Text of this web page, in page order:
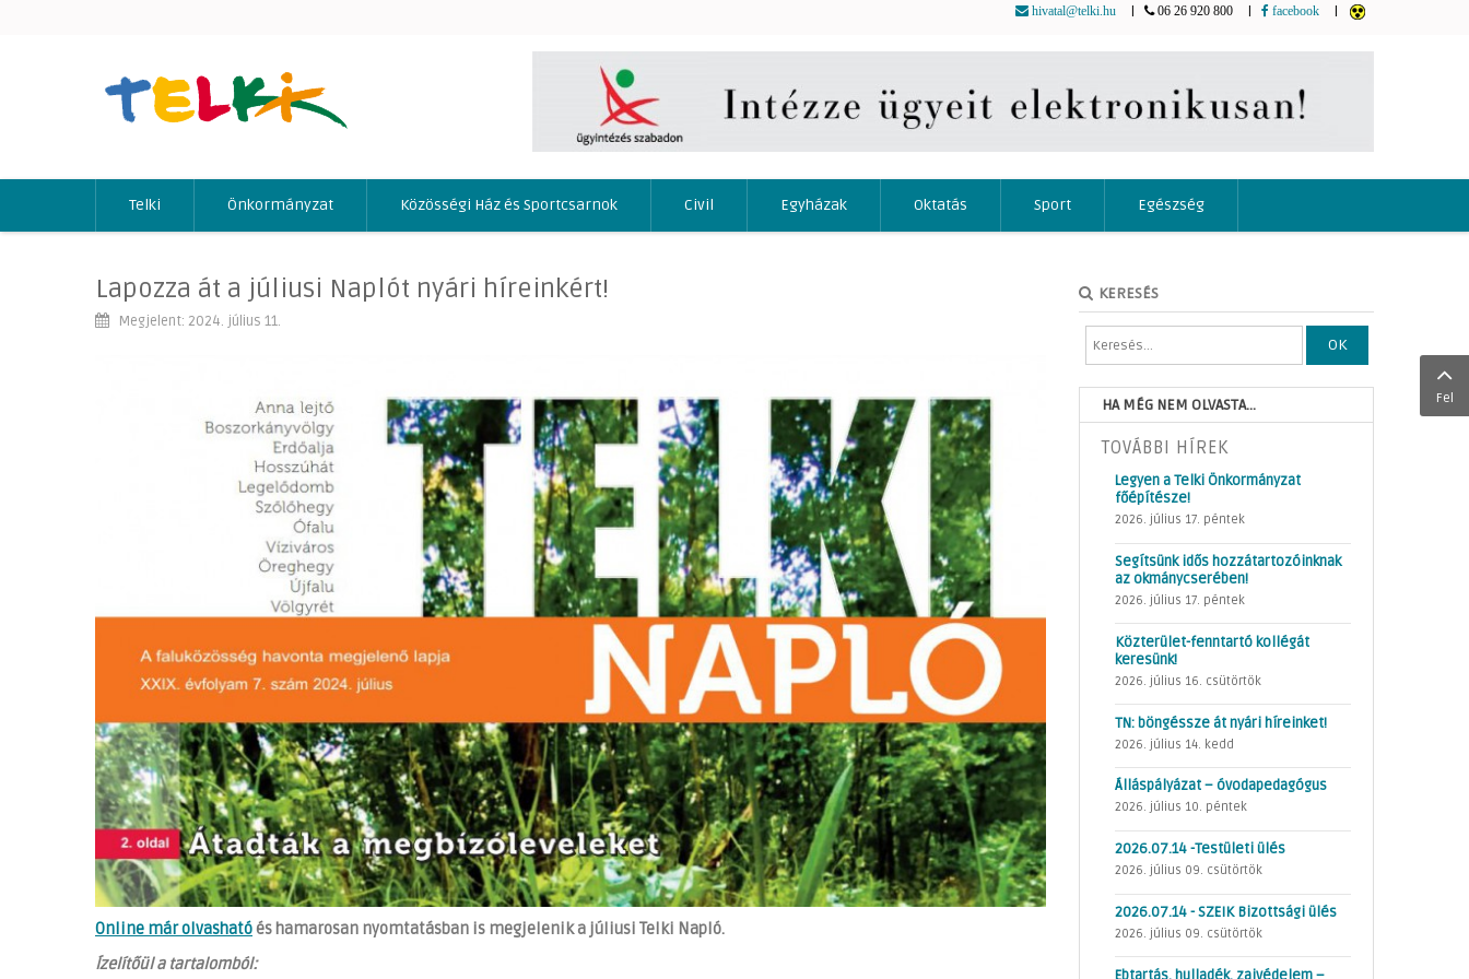
hivatal@telki.hu 06 26 920 800 facebook
Telki Önkormányzat Közösségi Ház és Sportcsarnok Civil Egyházak Oktatás Sport Egészség
Lapozza át a júliusi Naplót nyári híreinkért!
Megjelent: 2024. július 11.
Online már olvashatóés hamarosan nyomtatásban is megjelenik a júliusi Telki Napló.
Ízelítőül a tartalomból:
KERESÉS
OK
HA MÉG NEM OLVASTA...
TOVÁBBI HÍREK
Legyen a Telki Önkormányzat
főépítésze!
2026. július 17. péntek
Segítsünk idős hozzátartozóinknak
az okmánycserében!
2026. július 17. péntek
Közterület-fenntartó kollégát
keresünk!
2026. július 16. csütörtök
TN: böngéssze át nyári híreinket!
2026. július 14. kedd
Álláspályázat – óvodapedagógus
2026. július 10. péntek
2026.07.14 -Testületi ülés
2026. július 09. csütörtök
2026.07.14 - SZEIK Bizottsági ülés
2026. július 09. csütörtök
Ebtartás, hulladék, zajvédelem –
Fel